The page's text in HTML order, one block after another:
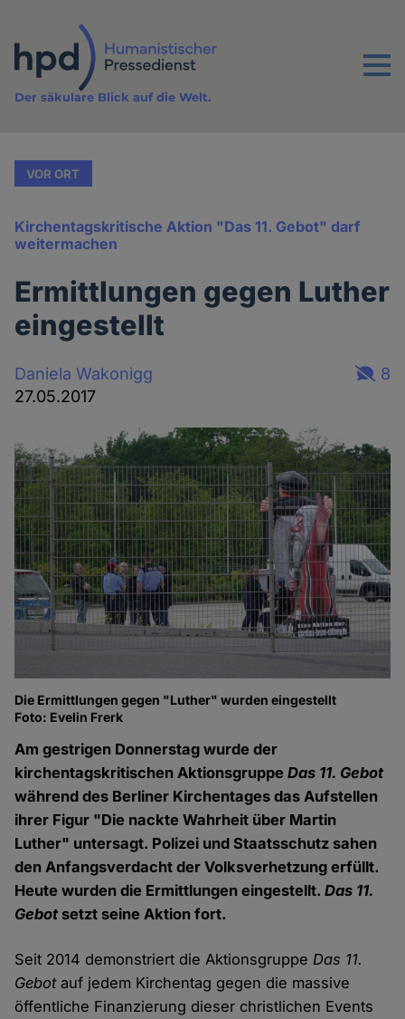
Inhalt
Menu
Der säkulare Blick auf die Welt.
VOR ORT
Kirchentagskritische Aktion "Das 11. Gebot" darf
weitermachen
Ermittlungen gegen Luther
eingestellt
Daniela Wakonigg
27.05.2017
8
Die Ermittlungen gegen "Luther" wurden eingestellt
Foto: Evelin Frerk
Am gestrigen Donnerstag wurde der
kirchentagskritischen AktionsgruppeDas 11. Gebot
während des Berliner Kirchentages das Aufstellen
ihrer Figur "Die nackte Wahrheit über Martin
Luther" untersagt. Polizei und Staatsschutz sahen
den Anfangsverdacht der Volksverhetzung erfüllt.
Heute wurden die Ermittlungen eingestellt.Das 11.
Gebot setzt seine Aktion fort.
Seit 2014 demonstriert die AktionsgruppeDas 11.
Gebotauf jedem Kirchentag gegen die massive
öffentliche Finanzierung dieser christlichen Events